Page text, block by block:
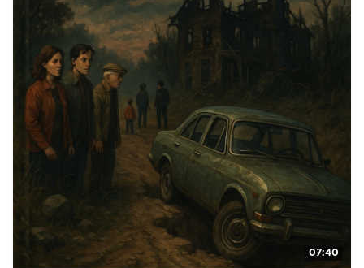
07:40